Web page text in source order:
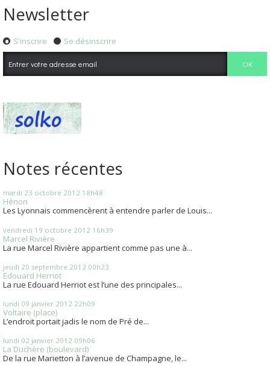
Newsletter
S'inscrire Se désinscrire
Notes récentes
mardi 23 octobre 2012 18h48
Hénon
Les Lyonnais commencèrent à entendre parler de Louis...
vendredi 19 octobre 2012 16h39
Marcel Rivière
La rue Marcel Rivière appartient comme pas une à...
jeudi 20 septembre 2012 00h23
Edouard Herriot
La rue Edouard Herriot est l’une des principales...
lundi 09 janvier 2012 22h09
Voltaire (place)
L’endroit portait jadis le nom de Pré de...
lundi 02 janvier 2012 09h06
La Duchère (boulevard)
De la rue Marietton à l’avenue de Champagne, le...